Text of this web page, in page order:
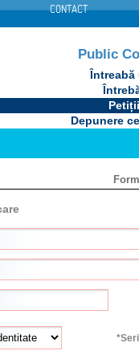
CONTACT
Public
Depunere